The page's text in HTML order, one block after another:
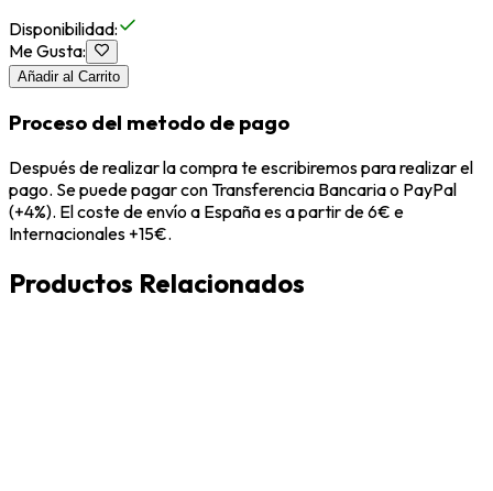
Disponibilidad:
Me Gusta:
Añadir al Carrito
Proceso del metodo de pago
Después de realizar la compra te escribiremos para realizar el
pago. Se puede pagar con Transferencia Bancaria o PayPal
(+4%). El coste de envío a España es a partir de 6€ e
Internacionales +15€.
Productos Relacionados